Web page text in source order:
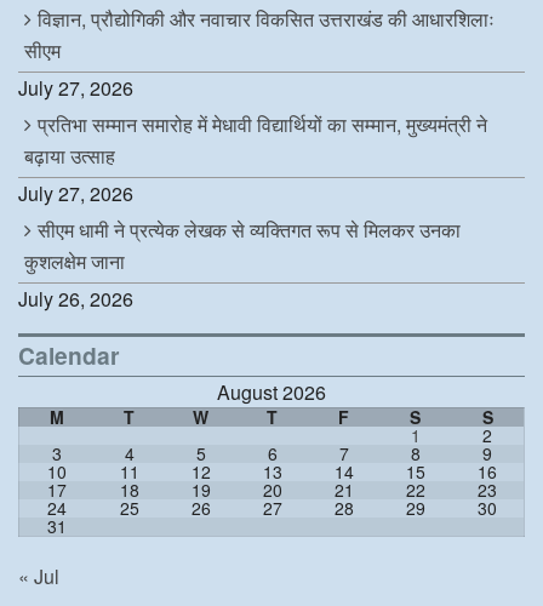
विज्ञान, प्रौद्योगिकी और नवाचार विकसित उत्तराखंड की आधारशिलाः
सीएम
July 27, 2026
प्रतिभा सम्मान समारोह में मेधावी विद्यार्थियों का सम्मान, मुख्यमंत्री ने
बढ़ाया उत्साह
July 27, 2026
सीएम धामी ने प्रत्येक लेखक से व्यक्तिगत रूप से मिलकर उनका
कुशलक्षेम जाना
July 26, 2026
Calendar
August 2026
M T W T F S S
1 2
3 4 5 6 7 8 9
10 11 12 13 14 15 16
17 18 19 20 21 22 23
24 25 26 27 28 29 30
31
« Jul